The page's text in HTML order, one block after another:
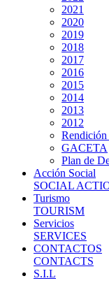
2021
2020
2019
2018
2017
2016
2015
2014
2013
2012
Rendición
GACETA
Plan de
Acción Social
SOCIAL
Turismo
TOURISM
Servicios
SERVICES
CONTACTOS
CONTACTS
S.I.L